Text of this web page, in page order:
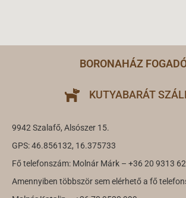
BORONAHÁZ
KUTYABARÁT
9942 Szalafő, Alsószer 15.
GPS: 46.856132, 16.375733
Fő telefonszám: Molnár Márk – +36 20 9313
Amennyiben többször sem elérhető a fő